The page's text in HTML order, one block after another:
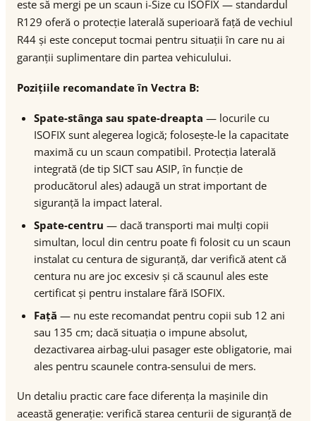
este să mergi pe un scaun i-Size cu ISOFIX — standardul
R129 oferă o protecție laterală superioară față de vechiul
R44 și este conceput tocmai pentru situații în care nu ai
garanții suplimentare din partea vehiculului.
Pozițiile recomandate în Vectra B:
Spate-stânga sau spate-dreapta — locurile cu
ISOFIX sunt alegerea logică; folosește-le la capacitate
maximă cu un scaun compatibil. Protecția laterală
integrată (de tip SICT sau ASIP, în funcție de
producătorul ales) adaugă un strat important de
siguranță la impact lateral.
Spate-centru — dacă transporti mai mulți copii
simultan, locul din centru poate fi folosit cu un scaun
instalat cu centura de siguranță, dar verifică atent că
centura nu are joc excesiv și că scaunul ales este
certificat și pentru instalare fără ISOFIX.
Față — nu este recomandat pentru copii sub 12 ani
sau 135 cm; dacă situația o impune absolut,
dezactivarea airbag-ului pasager este obligatorie, mai
ales pentru scaunele contra-sensului de mers.
Un detaliu practic care face diferența la mașinile din
această generație: verifică starea centurii de siguranță de